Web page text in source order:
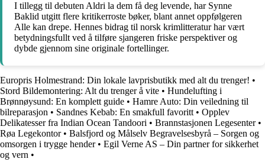
I tillegg til debuten Aldri la dem få deg levende, har Synne
Baklid utgitt flere kritikerroste bøker, blant annet oppfølgeren
Alle kan drepe. Hennes bidrag til norsk krimlitteratur har vært
betydningsfullt ved å tilføre sjangeren friske perspektiver og
dybde gjennom sine originale fortellinger.
Europris Holmestrand: Din lokale lavprisbutikk med alt du trenger! •
Stord Bildemontering: Alt du trenger å vite • Hundelufting i
Brønnøysund: En komplett guide • Hamre Auto: Din veiledning til
bilreparasjon • Sandnes Kebab: En smakfull favoritt • Opplev
Delikatesser fra Indian Ocean Tandoori • Brannstasjonen Legesenter•
Røa Legekontor• Balsfjord og Målselv Begravelsesbyrå – Sorgen og
omsorgen i trygge hender• Egil Verne AS – Din partner for sikkerhet
og vern •